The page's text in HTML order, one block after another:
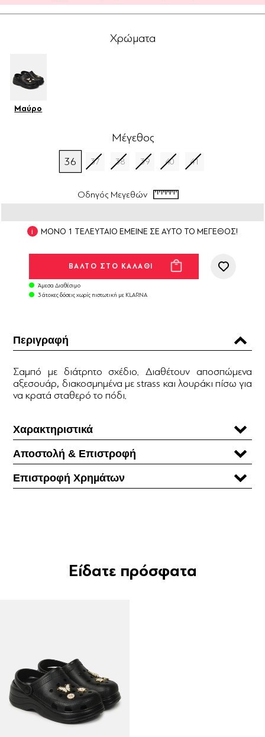
Χρώματα
Μαύρο
Μέγεθος
36 37 38 39 40 41
Οδηγός Μεγεθών
ΜΟΝΟ 1 ΤΕΛΕΥΤΑΙΟ ΕΜΕΙΝΕ ΣΕ ΑΥΤΟ ΤΟ ΜΕΓΕΘΟΣ!
Άμεσα Διαθέσιμο
3 άτοκες δόσεις χωρίς πιστωτική με KLARNA
Περιγραφή
Σαμπό με διάτρητο σχέδιο. Διαθέτουν αποσπώμενα
αξεσουάρ, διακοσμημένα με strass και λουράκι πίσω για
να κρατά σταθερό το πόδι.
Χαρακτηριστικά
Αποστολή & Επιστροφή
Επιστροφή Χρηµάτων
Είδατε πρόσφατα